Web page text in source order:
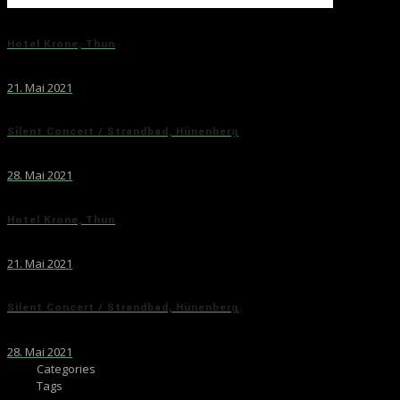
Hotel Krone, Thun
21. Mai 2021
Silent Concert / Strandbad, Hünenberg
28. Mai 2021
Hotel Krone, Thun
21. Mai 2021
Silent Concert / Strandbad, Hünenberg
28. Mai 2021
Categories
Tags